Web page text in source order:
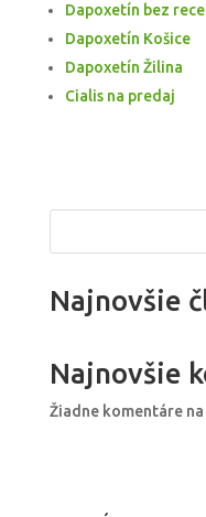
Dapoxetín bez
Dapoxetín Košice
Dapoxetín Žilina
Cialis na predaj
Najnovšie
Najnovšie
Žiadne komentáre